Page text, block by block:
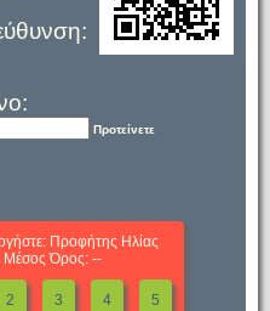
Προτείνετε
Προφήτης Ηλίας
Μέσος Όρος: --
2 3 4 5